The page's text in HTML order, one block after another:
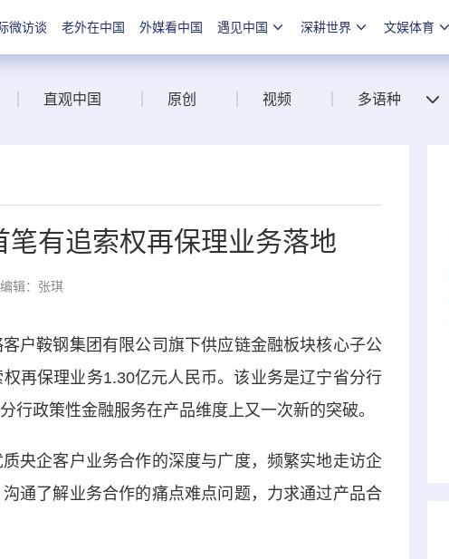
微访谈 老外在中国 外媒看中国 遇见中国 深耕世界 文娱体育
直观中国 原创 视频 多语种
有追索权再保理业务落地
编辑：张琪
鞍钢集团有限公司旗下供应链金融板块核心子公
再保理业务1.30亿元人民币。该业务是辽宁省分行
行政策性金融服务在产品维度上又一次新的突破。
企客户业务合作的深度与广度，频繁实地走访企
通了解业务合作的痛点难点问题，力求通过产品合